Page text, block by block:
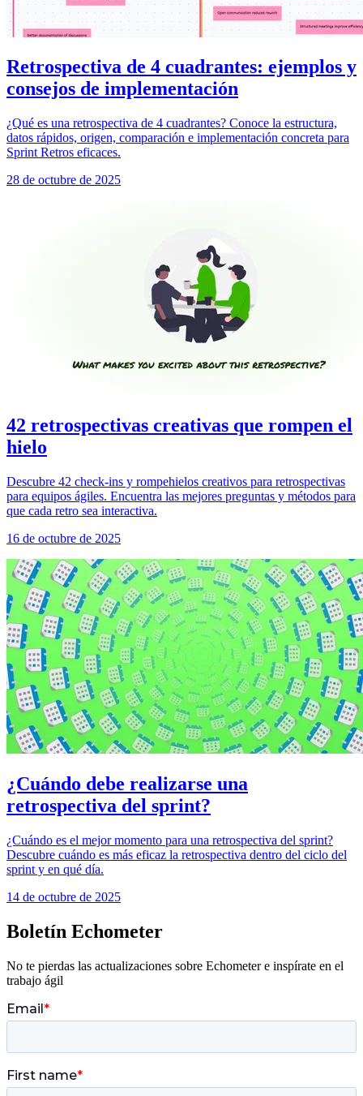
Retrospectiva de 4 cuadrantes: ejemplos y
consejos de implementación
¿Qué es una retrospectiva de 4 cuadrantes? Conoce la estructura,
datos rápidos, origen, comparación e implementación concreta para
Sprint Retros eficaces.
28 de octubre de 2025
42 retrospectivas creativas que rompen el
hielo
Descubre 42 check-ins y rompehielos creativos para retrospectivas
para equipos ágiles. Encuentra las mejores preguntas y métodos para
que cada retro sea interactiva.
16 de octubre de 2025
¿Cuándo debe realizarse una
retrospectiva del sprint?
¿Cuándo es el mejor momento para una retrospectiva del sprint?
Descubre cuándo es más eficaz la retrospectiva dentro del ciclo del
sprint y en qué día.
14 de octubre de 2025
Boletín Echometer
No te pierdas las actualizaciones sobre Echometer e inspírate en el
trabajo ágil